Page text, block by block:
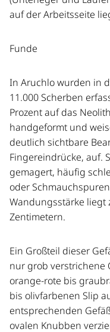
auf der Arbeitsseite
Funde
In Aruchlo wurden in
11.000 Scherben
Prozent auf das
handgeformt und
deutlich sichtbare
Fingereindrücke, auf.
gemagert, häufig
oder
Wandungsstärke liegt
Zentimetern.
Ein Großteil dieser
nur grob verstrichene
orange-rote bis
bis olivfarbenen Slip
entsprechenden
ovalen Knubben